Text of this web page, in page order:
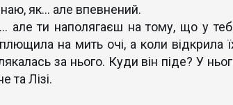
як… але впевнений.
але ти наполягаєш на тому, що у
на мить очі, а коли відкрила
за нього. Куди він піде? У
та Лізі.